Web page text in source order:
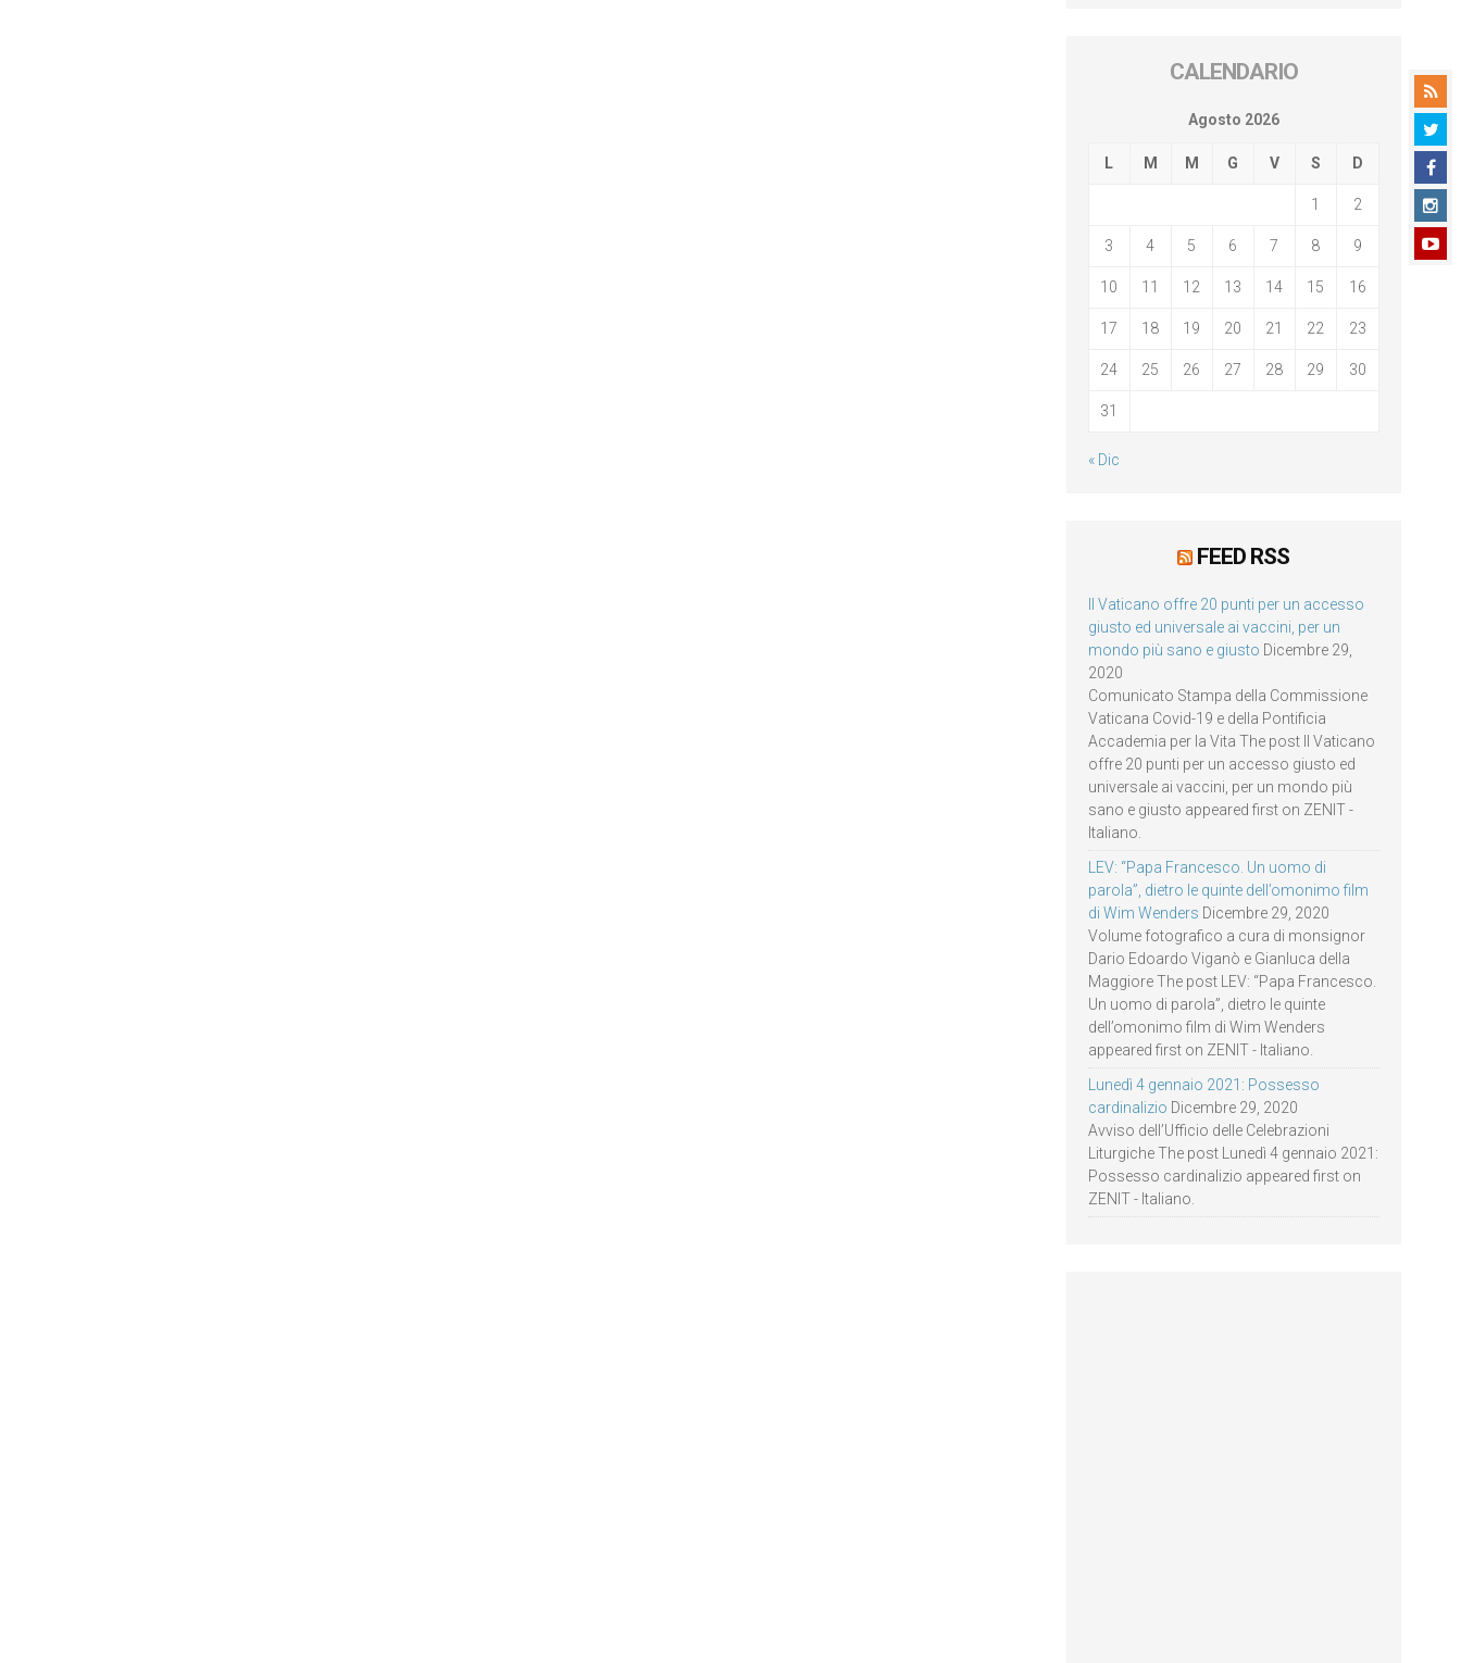
CALENDARIO
Agosto 2026
L M M G V S D
1 2
3 4 5 6 7 8 9
10 11 12 13 14 15 16
17 18 19 20 21 22 23
24 25 26 27 28 29 30
31
« Dic
FEED RSS
Il Vaticano offre 20 punti per un accesso
giusto ed universale ai vaccini, per un
mondo più sano e giusto Dicembre 29,
2020
Comunicato Stampa della Commissione
Vaticana Covid-19 e della Pontificia
Accademia per la Vita The post Il Vaticano
offre 20 punti per un accesso giusto ed
universale ai vaccini, per un mondo più
sano e giusto appeared first on ZENIT -
Italiano.
LEV: “Papa Francesco. Un uomo di
parola”, dietro le quinte dell’omonimo film
di Wim Wenders Dicembre 29, 2020
Volume fotografico a cura di monsignor
Dario Edoardo Viganò e Gianluca della
Maggiore The post LEV: “Papa Francesco.
Un uomo di parola”, dietro le quinte
dell’omonimo film di Wim Wenders
appeared first on ZENIT - Italiano.
Lunedì 4 gennaio 2021: Possesso
cardinalizio Dicembre 29, 2020
Avviso dell’Ufficio delle Celebrazioni
Liturgiche The post Lunedì 4 gennaio 2021:
Possesso cardinalizio appeared first on
ZENIT - Italiano.